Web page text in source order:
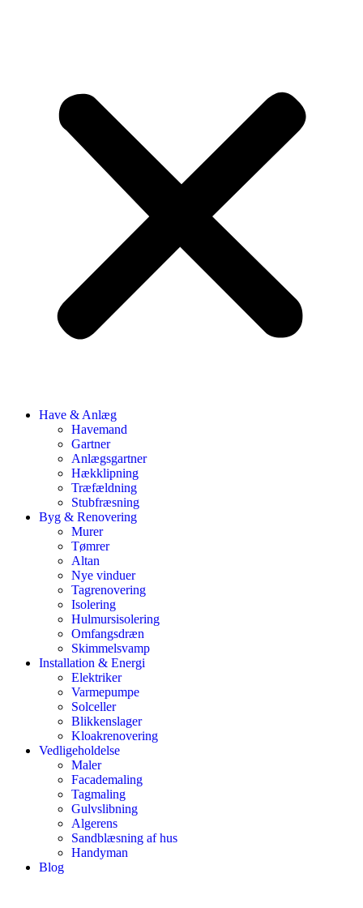
Have & Anlæg
Havemand
Gartner
Anlægsgartner
Hækklipning
Træfældning
Stubfræsning
Byg & Renovering
Murer
Tømrer
Altan
Nye vinduer
Tagrenovering
Isolering
Hulmursisolering
Omfangsdræn
Skimmelsvamp
Installation & Energi
Elektriker
Varmepumpe
Solceller
Blikkenslager
Kloakrenovering
Vedligeholdelse
Maler
Facademaling
Tagmaling
Gulvslibning
Algerens
Sandblæsning af hus
Handyman
Blog